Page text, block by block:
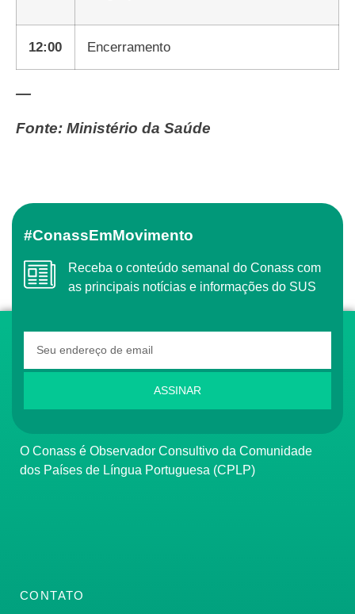
12:00 Encerramento
—
Fonte: Ministério da Saúde
#ConassEmMovimento
Receba o conteúdo semanal do Conass com
as principais notícias e informações do SUS
ASSINAR
O Conass é Observador Consultivo da Comunidade
dos Países de Língua Portuguesa (CPLP)
CONTATO